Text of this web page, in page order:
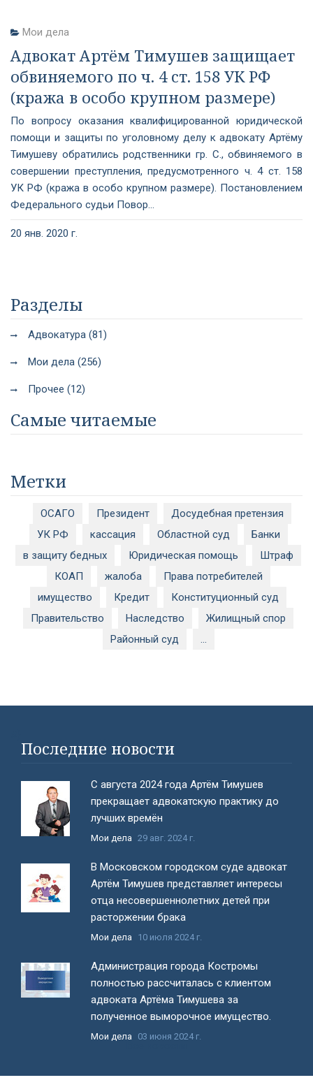
Мои дела
Адвокат Артём Тимушев защищает
обвиняемого по ч. 4 ст. 158 УК РФ
(кража в особо крупном размере)
По вопросу оказания квалифицированной юридической
помощи и защиты по уголовному делу к адвокату Артёму
Тимушеву обратились родственники гр. С., обвиняемого в
совершении преступления, предусмотренного ч. 4 ст. 158
УК РФ (кража в особо крупном размере). Постановлением
Федерального судьи Повор...
20 янв. 2020 г.
Разделы
Адвокатура (81)
Мои дела (256)
Прочее (12)
Самые читаемые
Метки
ОСАГО Президент
Досудебная претензия
УК РФ
кассация Областной суд
Банки
в защиту бедных
Юридическая помощь
Штраф
КОАП
жалоба
Права потребителей
имущество
Кредит
Конституционный суд
Правительство
Наследство
Жилищный спор
Районный суд
...
Последние новости
С августа 2024 года Артём Тимушев
прекращает адвокатскую практику до
лучших времён
Мои дела 29 авг. 2024 г.
В Московском городском суде адвокат
Артём Тимушев представляет интересы
отца несовершеннолетних детей при
расторжении брака
Мои дела 10 июля 2024 г.
Администрация города Костромы
полностью рассчиталась с клиентом
адвоката Артёма Тимушева за
полученное выморочное имущество.
Мои дела 03 июня 2024 г.